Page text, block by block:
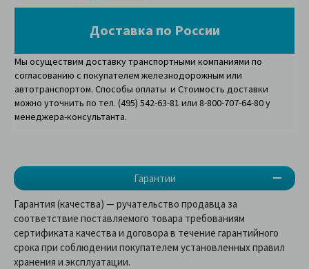
Гарантии
Доставка по России
Мы осуществим доставку транспортными компаниями по
согласованию с покупателем железнодорожным или
автотранспортом. Способы оплаты и Стоимость доставки
можно уточнить по тел. (495) 542-63-81 или 8-800-707-64-80 у
менеджера-консультанта.
Гарантия (качества) — ручательство продавца за
соответствие поставляемого товара требованиям
сертификата качества и договора в течение гарантийного
срока при соблюдении покупателем установленных правил
хранения и эксплуатации.